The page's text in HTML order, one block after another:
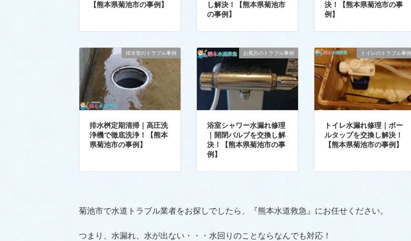
【熊本県菊池市の事例】
し解決！【熊本県菊池市
の事例】
決！【熊本県菊池市の事
例】
排水管のトラブル事例
排水桝定期清掃｜高圧洗
浄機で徹底洗浄！【熊本
県菊池市の事例】
お風呂のトラブル事例
浴室シャワー水漏れ修理
｜開閉バルブを交換し解
決！【熊本県菊池市の事
例】
トイレのトラブル事例
トイレ水漏れ修理｜ボー
ルタップを交換し解決！
【熊本県菊池市の事例】
菊池市で水道トラブル業者をお探しでしたら、『熊本水道救急』にお任せください。
つまり、水漏れ、水が出ない・・・水回りのことならなんでも対応！